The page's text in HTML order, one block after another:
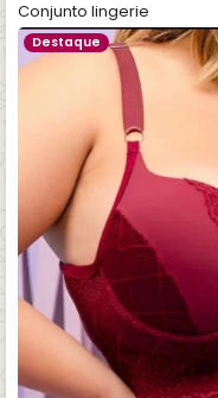
Conjunto lingerie
Destaque